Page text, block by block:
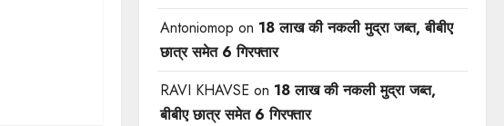
Antoniomop on 18 लाख की नकली मुद्रा जब्त, बीबीए
छात्र समेत 6 गिरफ्तार
RAVI KHAVSEon 18 लाख की नकली मुद्रा जब्त,
बीबीए छात्र समेत 6 गिरफ्तार